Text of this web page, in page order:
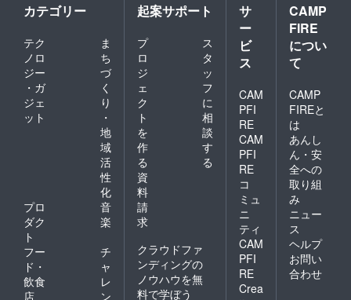
カテゴリー
テク
ノロ
ジー
・ガ
ジェ
ット
ま
ち
づ
く
り
・
地
域
活
性
化
プロ
ダク
ト
音
楽
フー
ド・
飲食
店
チ
ャ
レ
ン
起案サポート
プ
ロ
ジ
ェ
ク
ト
を
作
る
ス
タ
ッ
フ
に
相
談
す
る
資
料
請
求
クラウドファ
ンディングの
ノウハウを無
料で学ぼう
サ
ー
ビ
ス
CAM
PFI
RE
CAM
PFI
RE
コ
ミュ
ニ
ティ
CAM
PFI
RE
Crea
CAMP
FIRE
につい
て
CAMP
FIREと
は
あんし
ん・安
全への
取り組
み
ニュー
ス
ヘルプ
お問い
合わせ